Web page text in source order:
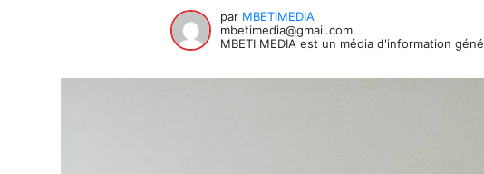
par MBETIMEDIA
mbetimedia@gmail.com
MBETI MEDIA est un média d'information